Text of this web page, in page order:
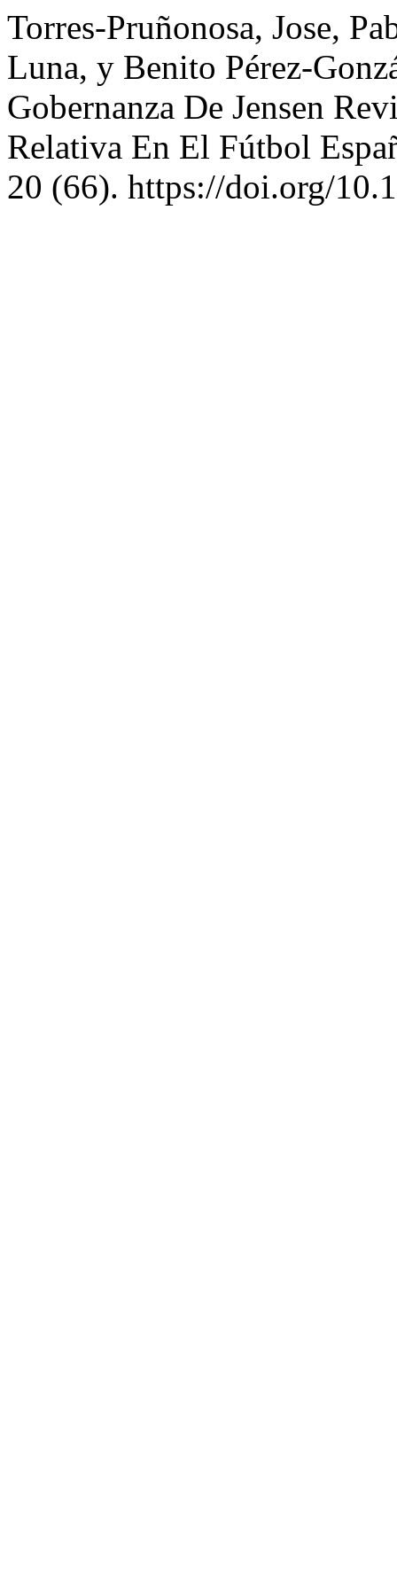
Torres-Pruñonosa, Jose,
Luna, y Benito Pérez-
Gobernanza De Jensen
Relativa En El Fútbol
20 (66). https://doi.org/